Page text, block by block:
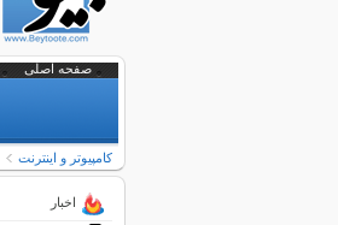
صفحه اصلی
کامپیوتر و اینترنت
اخبار